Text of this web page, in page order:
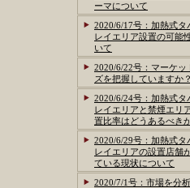
ーマについて
2020/6/17号：加熱式タ
レイエリア設置の可能
いて
2020/6/22号：マーケッ
ズを把握していますか？
2020/6/24号：加熱式タ
レイエリアと禁煙エリ
置比率はどうあるべき
2020/6/29号：加熱式タ
レイエリアの設置店舗
ている現状について
2020/7/1号：市場を分